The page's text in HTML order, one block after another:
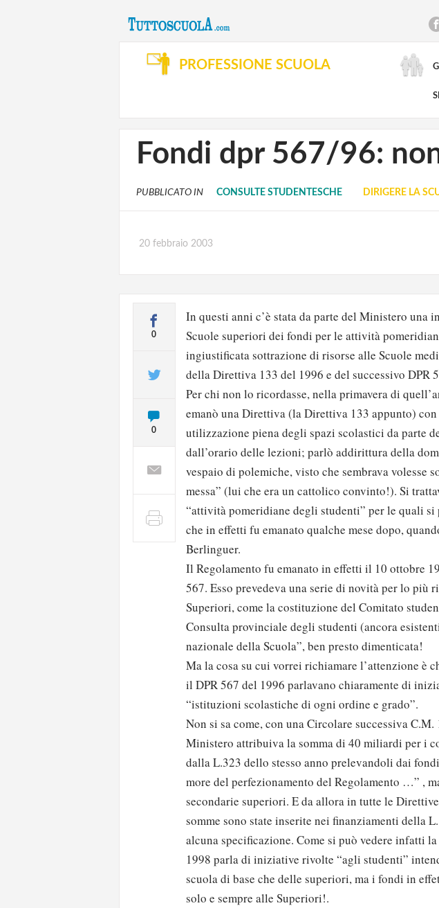
PROFESSIONE SCUOLA
Fondi dpr 567/96:
PUBBLICATO IN CONSULTE STUDENTESCHE DIRIGERE LA
20 febbraio 2003
0
0
In questi anni c’è stata da parte del Ministero una
Scuole superiori dei fondi per le attività
ingiustificata sottrazione di risorse alle Scuole
della Direttiva 133 del 1996 e del successivo DPR
Per chi non lo ricordasse, nella primavera di
emanò una Direttiva (la Direttiva 133 appunto)
utilizzazione piena degli spazi scolastici da parte
dall’orario delle lezioni; parlò addirittura della
vespaio di polemiche, visto che sembrava volesse
messa” (lui che era un cattolico convinto!). Si
“attività pomeridiane degli studenti” per le quali si
che in effetti fu emanato qualche mese dopo,
Berlinguer.
Il Regolamento fu emanato in effetti il 10 ottobre
567. Esso prevedeva una serie di novità per lo più
Superiori, come la costituzione del Comitato
Consulta provinciale degli studenti (ancora
nazionale della Scuola”, ben presto dimenticata!
Ma la cosa su cui vorrei richiamare l’attenzione è
il DPR 567 del 1996 parlavano chiaramente di
“istituzioni scolastiche di ogni ordine e grado”.
Non si sa come, con una Circolare successiva
Ministero attribuiva la somma di 40 miliardi per i
dalla L.323 dello stesso anno prelevandoli dai
more del perfezionamento del Regolamento …” ,
secondarie superiori. E da allora in tutte le
somme sono state inserite nei finanziamenti della
alcuna specificazione. Come si può vedere infatti
1998 parla di iniziative rivolte “agli studenti”
scuola di base che delle superiori, ma i fondi in
solo e sempre alle Superiori!.